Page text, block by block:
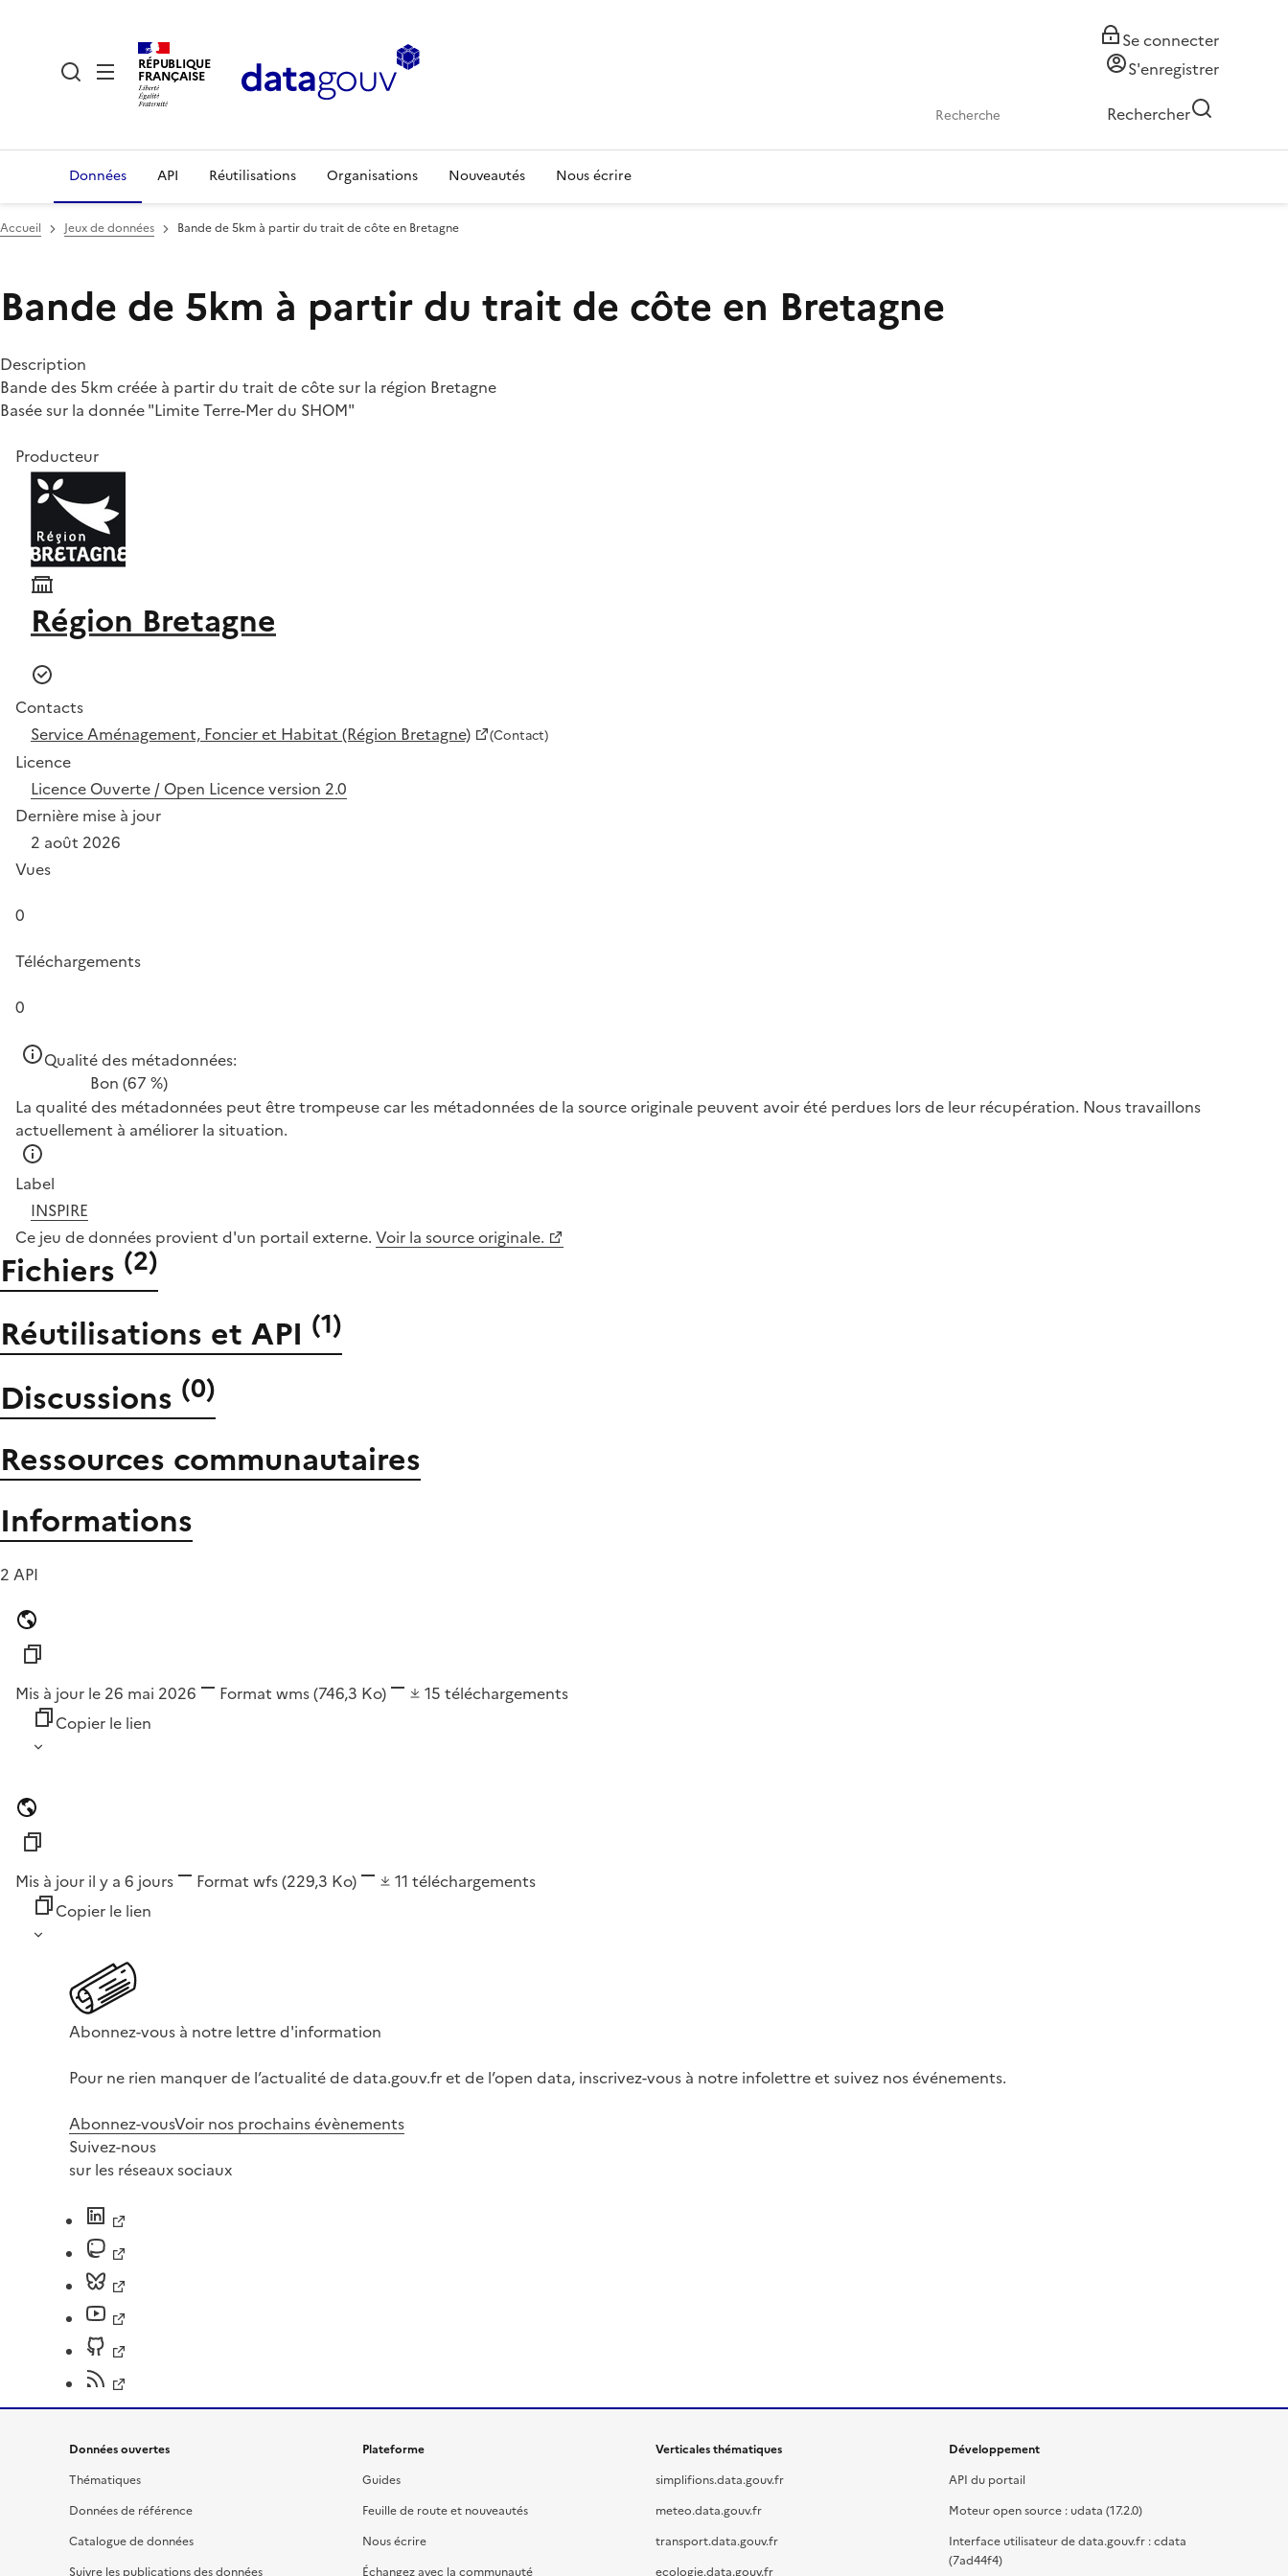
RÉPUBLIQUE
FRANÇAISE
Se connecter
S'enregistrer
Rechercher
Données API Réutilisations Organisations Nouveautés Nous écrire
Accueil Jeux de données Bande de 5km à partir du trait de côte en Bretagne
Bande de 5km à partir du trait de côte en Bretagne
Description
Bande des 5km créée à partir du trait de côte sur la région Bretagne
Basée sur la donnée "Limite Terre-Mer du SHOM"
Producteur
Région Bretagne
Contacts
Service Aménagement, Foncier et Habitat (Région Bretagne)
(Contact)
Licence
Licence Ouverte / Open Licence version 2.0
Dernière mise à jour
2 août 2026
Vues
0
Téléchargements
0
Qualité des métadonnées:
Bon (67 %)
La qualité des métadonnées peut être trompeuse car les métadonnées de la source originale peuvent avoir été perdues lors de leur récupération. Nous travaillons
actuellement à améliorer la situation.
Label
INSPIRE
Ce jeu de données provient d'un portail externe. Voir la source originale.
Fichiers (2)
Réutilisations et API (1)
Discussions (0)
Ressources communautaires
Informations
2 API
Mis à jour le 26 mai 2026 Format wms(746,3 Ko) 15 téléchargements
Copier le lien
Mis à jour il y a 6 jours Format wfs(229,3 Ko) 11 téléchargements
Copier le lien
Abonnez-vous à notre lettre d'information
Pour ne rien manquer de l’actualité de data.gouv.fr et de l’open data, inscrivez-vous à notre infolettre et suivez nos événements.
Abonnez-vousVoir nos prochains évènements
Suivez-nous
sur les réseaux sociaux
Données ouvertes
Thématiques
Données de référence
Catalogue de données
Suivre les publications des données
Plateforme
Guides
Feuille de route et nouveautés
Nous écrire
Échangez avec la communauté
Verticales thématiques
simplifions.data.gouv.fr
meteo.data.gouv.fr
transport.data.gouv.fr
ecologie.data.gouv.fr
Développement
API du portail
Moteur open source : udata (17.2.0)
Interface utilisateur de data.gouv.fr : cdata
(7ad44f4)